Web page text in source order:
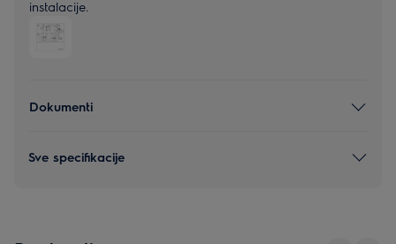
instalacije.
Dokumenti
Sve specifikacije